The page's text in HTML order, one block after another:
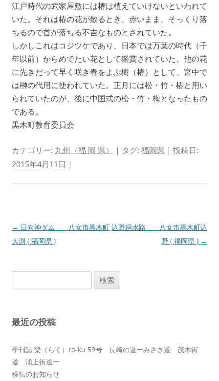
江戸時代の武家屋敷には椿は植えていけないといわれて
いた。それは椿の花が散るとき、赤いまま、そっくり落
ちるので首が落ちる不吉なものとされていた。
しかしこれはコジツケであり、日本では万葉の時代（千
年以前）からめでたい花として鑑賞されていた。他の花
に先きだって早く咲き春をよぶ樹（椿）として、宮中で
は榊の代用に使われていた。正月には松・竹・椿と用い
られていたのが、後に中国式の松・竹・梅となったもの
である。
黒木町教育委員会
カテゴリー: 九州（福 岡 県） | タグ: 福岡県 | 投稿日:
2015年4月11日 |
投
稿
ョ
← 日向神ダム 八女市黒木町
大渕 ( 福岡県 )
込野廻水路 八女市黒木町込
野 ( 福岡県 ) →
索:
最近の投稿
季刊誌 樂（らく）ra-ku 59号 長崎の道ーみさき道 茂木街
道 浦上街道ー
移転のお知らせ